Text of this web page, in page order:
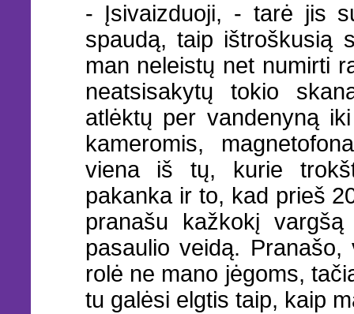
- Įsivaizduoji, - tarė jis
spaudą, taip ištroškusią
man neleistų net numirti
neatsisakytų tokio
atlėktų per vandenyną
kameromis,
viena iš tų, kurie
pakanka ir to, kad prieš
pranašu kažkokį
pasaulio veidą.
rolė ne mano jėgoms,
tu galėsi elgtis taip, kaip